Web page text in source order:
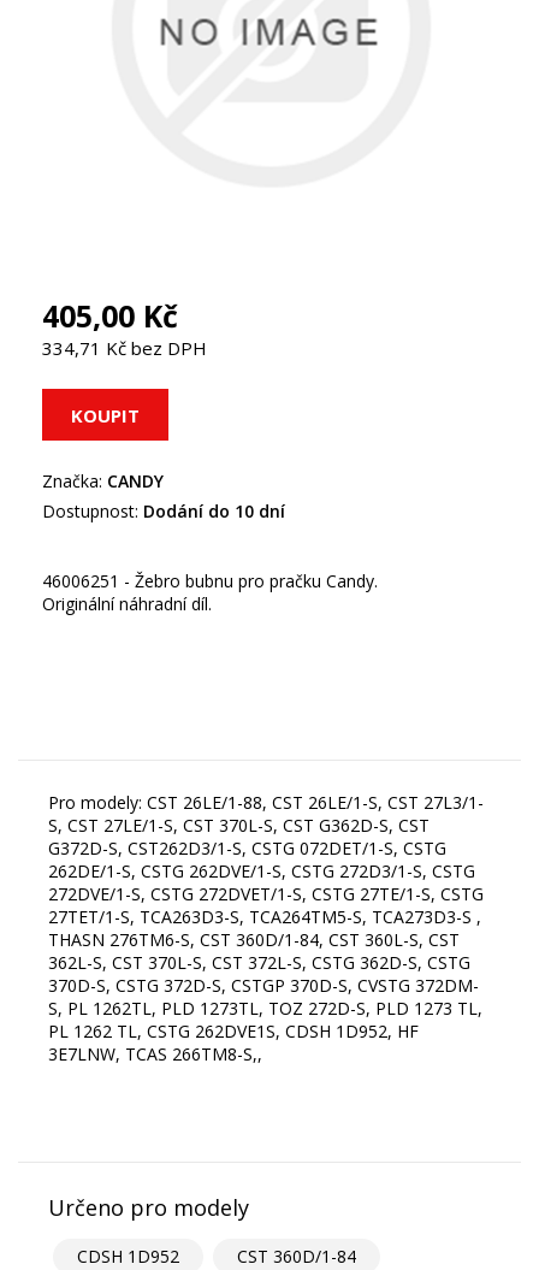
405,00 Kč
334,71 Kč bez DPH
Značka: CANDY
Dostupnost: Dodání do 10 dní
46006251 - Žebro bubnu pro pračku Candy.
Originální náhradní díl.
Pro modely: CST 26LE/1-88, CST 26LE/1-S, CST 27L3/1-
S, CST 27LE/1-S, CST 370L-S, CST G362D-S, CST
G372D-S, CST262D3/1-S, CSTG 072DET/1-S, CSTG
262DE/1-S, CSTG 262DVE/1-S, CSTG 272D3/1-S, CSTG
272DVE/1-S, CSTG 272DVET/1-S, CSTG 27TE/1-S, CSTG
27TET/1-S, TCA263D3-S, TCA264TM5-S, TCA273D3-S ,
THASN 276TM6-S, CST 360D/1-84, CST 360L-S, CST
362L-S, CST 370L-S, CST 372L-S, CSTG 362D-S, CSTG
370D-S, CSTG 372D-S, CSTGP 370D-S, CVSTG 372DM-
S, PL 1262TL, PLD 1273TL, TOZ 272D-S, PLD 1273 TL,
PL 1262 TL, CSTG 262DVE1S, CDSH 1D952, HF
3E7LNW, TCAS 266TM8-S,,
Určeno pro modely
CDSH 1D952
CST 360D/1-84